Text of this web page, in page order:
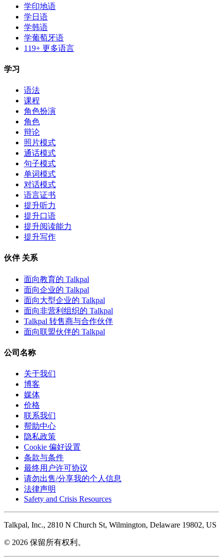
学印地语
学日语
学韩语
学葡萄牙语
119+ 更多语言
学习
语法
课程
角色扮演
角色
辩论
照片模式
通话模式
句子模式
单词模式
对话模式
语言证书
提升听力
提升口语
提升阅读能力
提升写作
伙伴 关系
面向教育的 Talkpal
面向企业的 Talkpal
面向大型企业的 Talkpal
面向非营利组织的 Talkpal
Talkpal 转售商与合作伙伴
面向联盟伙伴的 Talkpal
公司名称
关于我们
博客
媒体
价格
联系我们
帮助中心
隐私政策
Cookie 偏好设置
条款与条件
最终用户许可协议
请勿出售/分享我的个人信息
法律声明
Safety and Crisis Resources
Talkpal, Inc., 2810 N Church St, Wilmington, Delaware 19802, US
© 2026 保留所有权利。